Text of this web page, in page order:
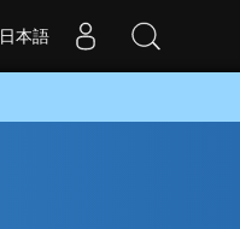
日本語